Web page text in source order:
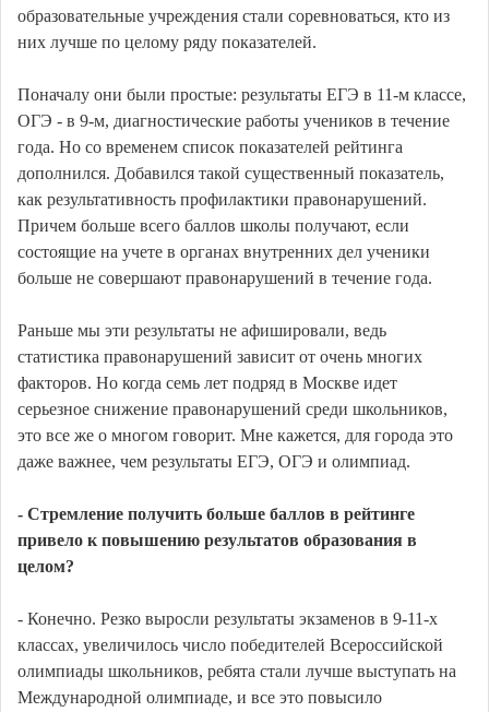
образовательные учреждения стали соревноваться, кто из
них лучше по целому ряду показателей.
Поначалу они были простые: результаты ЕГЭ в 11-м классе,
ОГЭ - в 9-м, диагностические работы учеников в течение
года. Но со временем список показателей рейтинга
дополнился. Добавился такой существенный показатель,
как результативность профилактики правонарушений.
Причем больше всего баллов школы получают, если
состоящие на учете в органах внутренних дел ученики
больше не совершают правонарушений в течение года.
Раньше мы эти результаты не афишировали, ведь
статистика правонарушений зависит от очень многих
факторов. Но когда семь лет подряд в Москве идет
серьезное снижение правонарушений среди школьников,
это все же о многом говорит. Мне кажется, для города это
даже важнее, чем результаты ЕГЭ, ОГЭ и олимпиад.
- Стремление получить больше баллов в рейтинге
привело к повышению результатов образования в
целом?
- Конечно. Резко выросли результаты экзаменов в 9-11-х
классах, увеличилось число победителей Всероссийской
олимпиады школьников, ребята стали лучше выступать на
Международной олимпиаде, и все это повысило